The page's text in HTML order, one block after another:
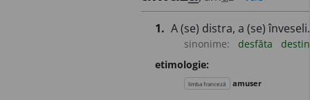
1. A (se) distra, a (se) înveseli.
sinonime: desfăta
etimologie:
limba franceză amuser